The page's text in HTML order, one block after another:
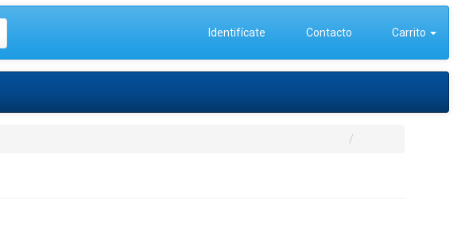
Identifícate Contacto Carrito